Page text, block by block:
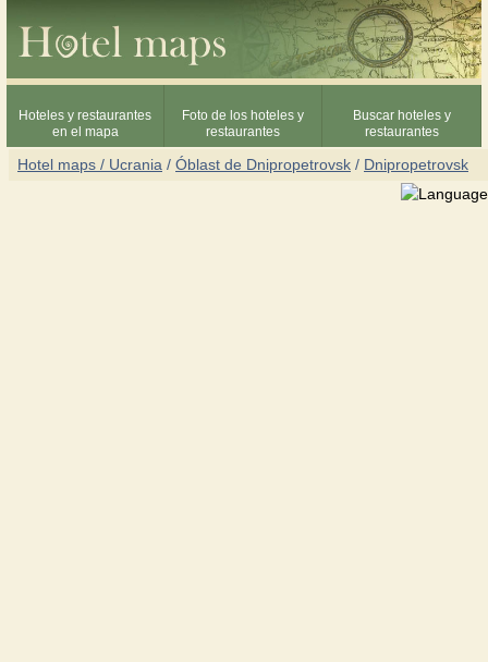
Hoteles y restaurantes
en el mapa
Foto de los hoteles y
restaurantes
Buscar hoteles y
restaurantes
Hotel maps / Ucrania / Óblast de Dnipropetrovsk / Dnipropetrovsk